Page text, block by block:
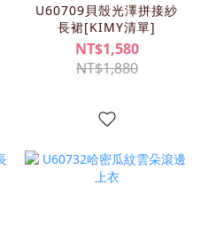
U60709貝殼光澤拼接紗
長裙[KIMY清單]
NT$1,580
NT$1,880